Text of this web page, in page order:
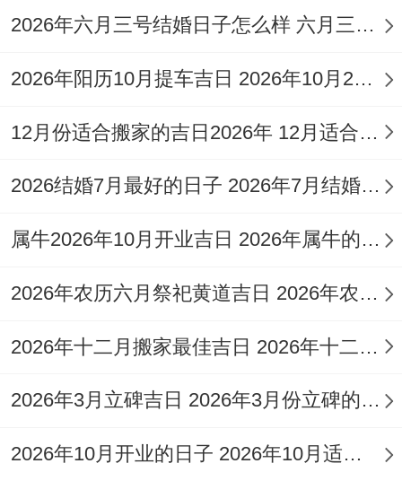
月4
日
期
廿
六
煞
南
理发、会亲
友、盖屋、
基、归岫、
安门、拆
栽种、造畜
庙、
床、
开
安葬
木、
纳
破
2026年六月三号结婚日子怎么样 六月三号结婚好吗
2026年阳历10月提车吉日 2026年10月26日提车好吗
12月份适合搬家的吉日2026年 12月适合搬家的日子2026
2026结婚7月最好的日子 2026年7月结婚最好的日子
属牛2026年10月开业吉日 2026年属牛的几月开业大吉
2026年农历六月祭祀黄道吉日 2026年农历6月祈福吉日
2026年十二月搬家最佳吉日 2026年十二月二十六号搬家好吗
2026年3月立碑吉日 2026年3月份立碑的黄道吉日
2026年10月开业的日子 2026年10月适合开业的日子和时间